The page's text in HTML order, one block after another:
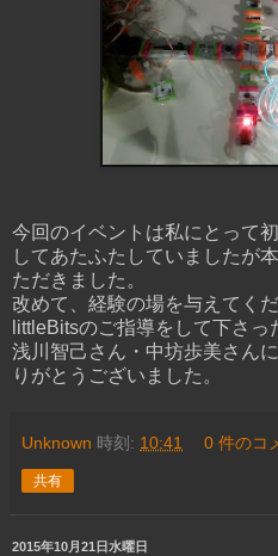
今回のイベントは私にとって
してあたふたしていましたが
ただきました。
改めて、経験の場を与えてく
littleBitsのご指導をして下さ
浅川智己さん・中坊歩美さん
りがとうございました。
Unknown 時刻: 10:41 0 件のコ
共有
2015年10月21日水曜日